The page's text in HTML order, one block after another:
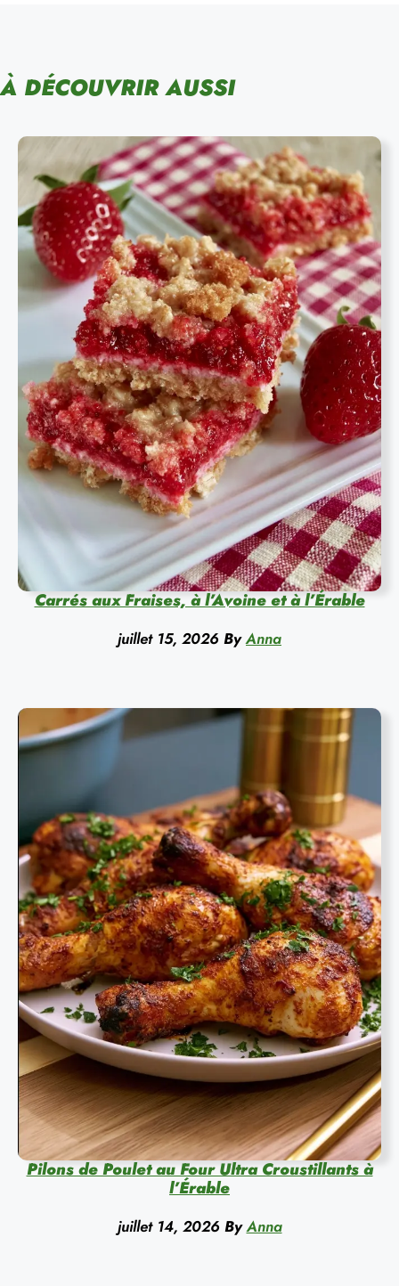
À DÉCOUVRIR AUSSI
Carrés aux Fraises, à l’Avoine et à l’Érable
juillet 15, 2026 By Anna
Pilons de Poulet au Four Ultra Croustillants à
l’Érable
juillet 14, 2026 By Anna